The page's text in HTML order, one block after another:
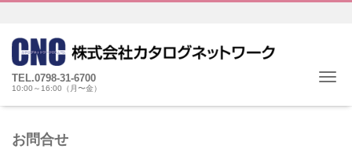
TEL.0798-31-6700
10:00～16:00（月〜金）
お問合せ